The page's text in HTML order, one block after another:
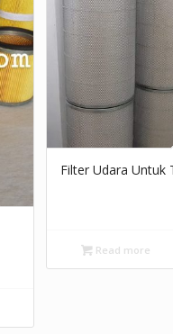
Filter Udara Untuk
Read more